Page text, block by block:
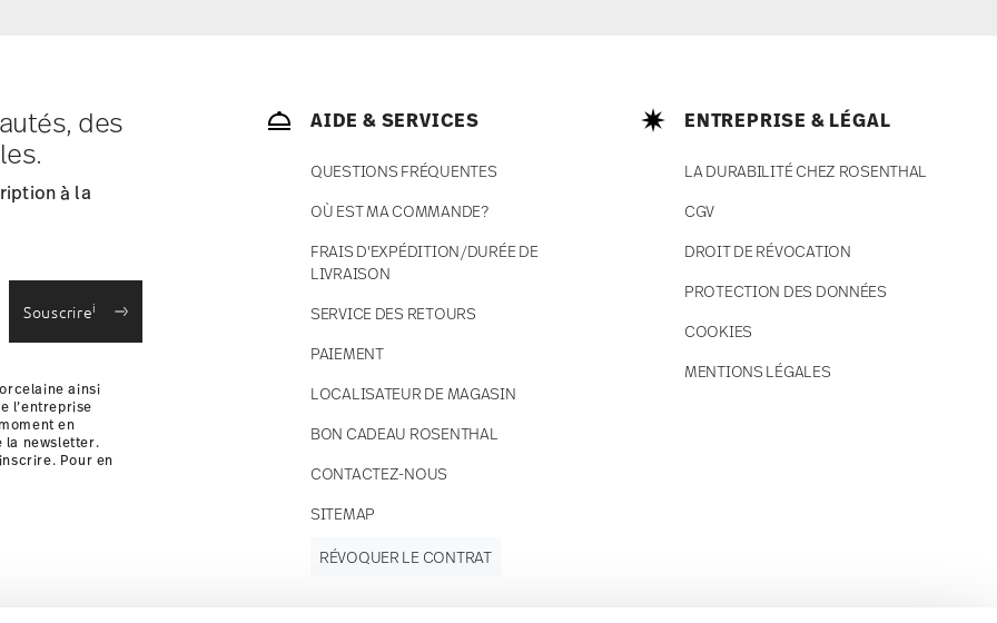
à € 12,90 par commande./li>
stock.
avec UPS (livraison standard).
colis sera expédié.
des
à la
Souscrirei
ainsi
l’entreprise
en
la newsletter.
Pour en
AIDE & SERVICES
QUESTIONS FRÉQUENTES
OÙ EST MA COMMANDE?
FRAIS D'EXPÉDITION/DURÉE DE
LIVRAISON
SERVICE DES RETOURS
PAIEMENT
LOCALISATEUR DE MAGASIN
BON CADEAU ROSENTHAL
CONTACTEZ-NOUS
SITEMAP
ENTREPRISE & LÉGAL
LA DURABILITÉ CHEZ ROSENTHAL
CGV
DROIT DE RÉVOCATION
PROTECTION DES DONNÉES
COOKIES
MENTIONS LÉGALES
RÉVOQUER LE CONTRAT